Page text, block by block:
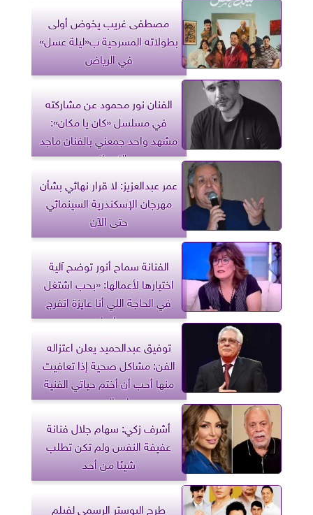
مصطفى غريب يخوض أولى
بطولاته المسرحية ب«ليلة عسل»
في الرياض
الفنان نور محمود عن مشاركته
في مسلسل «كان يا مكان»:
مشهد واحد جمعني بالفنان ماجد
الكدواني
عمر عبدالعزيز: لا قرار نهائي بشأن
مهرجان الإسكندرية السينمائي
حتى الآن
الفنانة سماح أنور توضح آلية
اختيارها لأعمالها: «بحب اشتغل
في الحاجة اللي أنا عايزة اتفرج
عليها»
توفيق عبدالحميد يعلن اعتزاله
الفن: مشاكل صحية إذا تعافيت
منها أحب أن أختم حياتي الفنية
على المسرح
أشرف زكي: سهام جلال فنانة
عفيفة النفس ولم تكن تطلب
شيئا من أحد
طرح البوستر الرسمي لفيلم